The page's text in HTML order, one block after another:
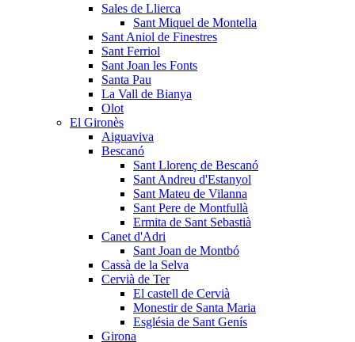
Sales de Llierca
Sant Miquel de Montella
Sant Aniol de Finestres
Sant Ferriol
Sant Joan les Fonts
Santa Pau
La Vall de Bianya
Olot
El Gironès
Aiguaviva
Bescanó
Sant Llorenç de Bescanó
Sant Andreu d'Estanyol
Sant Mateu de Vilanna
Sant Pere de Montfullà
Ermita de Sant Sebastià
Canet d'Adri
Sant Joan de Montbó
Cassà de la Selva
Cervià de Ter
El castell de Cervià
Monestir de Santa Maria
Església de Sant Genís
Girona